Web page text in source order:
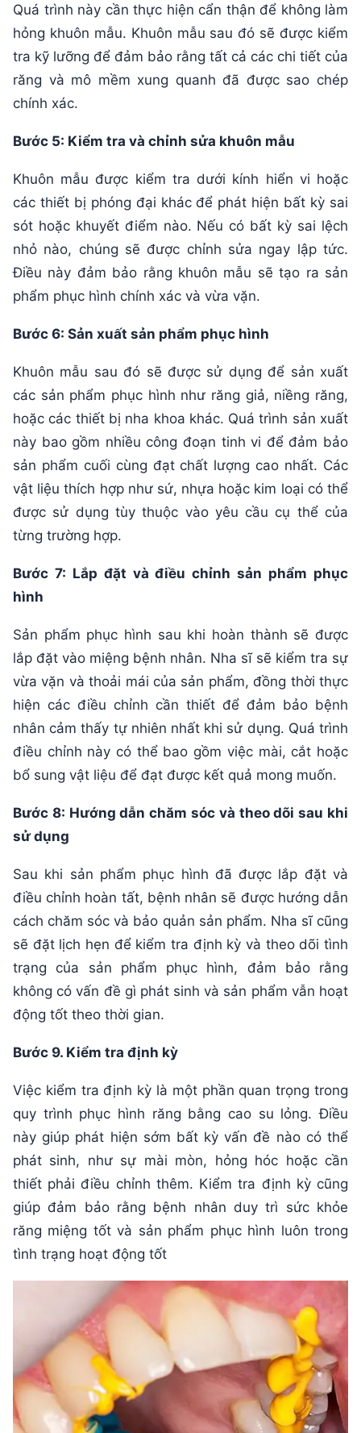
Quá trình này cần thực hiện cẩn thận để không làm
hỏng khuôn mẫu. Khuôn mẫu sau đó sẽ được kiểm
tra kỹ lưỡng để đảm bảo rằng tất cả các chi tiết của
răng và mô mềm xung quanh đã được sao chép
chính xác.
Bước 5: Kiểm tra và chỉnh sửa khuôn mẫu
Khuôn mẫu được kiểm tra dưới kính hiển vi hoặc
các thiết bị phóng đại khác để phát hiện bất kỳ sai
sót hoặc khuyết điểm nào. Nếu có bất kỳ sai lệch
nhỏ nào, chúng sẽ được chỉnh sửa ngay lập tức.
Điều này đảm bảo rằng khuôn mẫu sẽ tạo ra sản
phẩm phục hình chính xác và vừa vặn.
Bước 6: Sản xuất sản phẩm phục hình
Khuôn mẫu sau đó sẽ được sử dụng để sản xuất
các sản phẩm phục hình như răng giả, niềng răng,
hoặc các thiết bị nha khoa khác. Quá trình sản xuất
này bao gồm nhiều công đoạn tinh vi để đảm bảo
sản phẩm cuối cùng đạt chất lượng cao nhất. Các
vật liệu thích hợp như sứ, nhựa hoặc kim loại có thể
được sử dụng tùy thuộc vào yêu cầu cụ thể của
từng trường hợp.
Bước 7: Lắp đặt và điều chỉnh sản phẩm phục
hình
Sản phẩm phục hình sau khi hoàn thành sẽ được
lắp đặt vào miệng bệnh nhân. Nha sĩ sẽ kiểm tra sự
vừa vặn và thoải mái của sản phẩm, đồng thời thực
hiện các điều chỉnh cần thiết để đảm bảo bệnh
nhân cảm thấy tự nhiên nhất khi sử dụng. Quá trình
điều chỉnh này có thể bao gồm việc mài, cắt hoặc
bổ sung vật liệu để đạt được kết quả mong muốn.
Bước 8: Hướng dẫn chăm sóc và theo dõi sau khi
sử dụng
Sau khi sản phẩm phục hình đã được lắp đặt và
điều chỉnh hoàn tất, bệnh nhân sẽ được hướng dẫn
cách chăm sóc và bảo quản sản phẩm. Nha sĩ cũng
sẽ đặt lịch hẹn để kiểm tra định kỳ và theo dõi tình
trạng của sản phẩm phục hình, đảm bảo rằng
không có vấn đề gì phát sinh và sản phẩm vẫn hoạt
động tốt theo thời gian.
Bước 9. Kiểm tra định kỳ
Việc kiểm tra định kỳ là một phần quan trọng trong
quy trình phục hình răng bằng cao su lỏng. Điều
này giúp phát hiện sớm bất kỳ vấn đề nào có thể
phát sinh, như sự mài mòn, hỏng hóc hoặc cần
thiết phải điều chỉnh thêm. Kiểm tra định kỳ cũng
giúp đảm bảo rằng bệnh nhân duy trì sức khỏe
răng miệng tốt và sản phẩm phục hình luôn trong
tình trạng hoạt động tốt